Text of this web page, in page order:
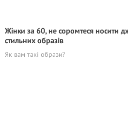
Жінки за 60, не соромтеся носити
стильних образів
Як вам такі образи?